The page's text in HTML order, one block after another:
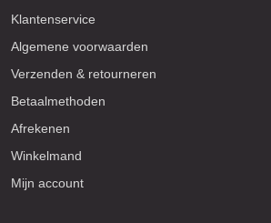
Klantenservice
Algemene voorwaarden
Verzenden & retourneren
Betaalmethoden
Afrekenen
Winkelmand
Mijn account